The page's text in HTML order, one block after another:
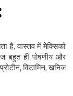
है, वास्तव में मेक्सिको
बहुत ही पोषणीय और
विटामिन, खनिज